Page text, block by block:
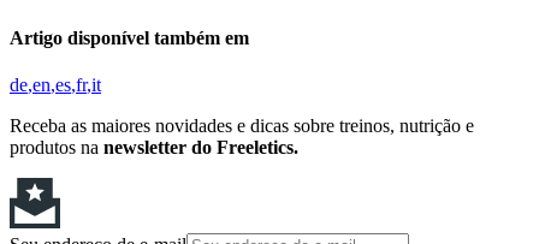
Artigo disponível também em
de en es fr it
Receba as maiores novidades e dicas sobre treinos, nutrição e
produtos na newsletter do Freeletics.